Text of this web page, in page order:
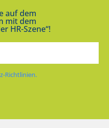
auf dem
mit dem
HR-Szene“!
Richtlinien.